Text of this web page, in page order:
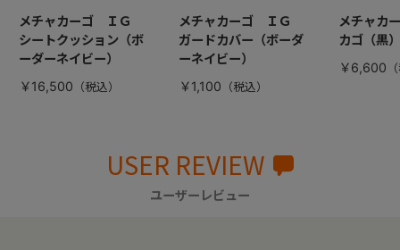
メチャカーゴ ＩＧ
シートクッション（ボ
ーダーネイビー）
￥16,500
メチャカーゴ ＩＧ
ガードカバー（ボーダ
ーネイビー）
￥1,100
メチャ
カゴ（黒
￥6,600
USER REVIEW
ユーザーレビュー